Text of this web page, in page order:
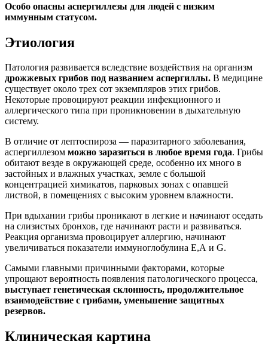
Особо опасны аспергиллезы для людей с низким
иммунным статусом.
Этиология
Патология развивается вследствие воздействия на организм
дрожжевых грибов под названием аспергиллы. В медицине
существует около трех сот экземпляров этих грибов.
Некоторые провоцируют реакции инфекционного и
аллергического типа при проникновении в дыхательную
систему.
В отличие от лептоспироза — паразитарного заболевания,
аспергиллезом можно заразиться в любое время года. Грибы
обитают везде в окружающей среде, особенно их много в
застойных и влажных участках, земле с большой
концентрацией химикатов, парковых зонах с опавшей
листвой, в помещениях с высоким уровнем влажности.
При вдыхании грибы проникают в легкие и начинают оседать
на слизистых бронхов, где начинают расти и развиваться.
Реакция организма провоцирует аллергию, начинают
увеличиваться показатели иммуноглобулина Е,А и G.
Самыми главными причинными факторами, которые
упрощают вероятность появления патологического процесса,
выступает генетическая склонность, продолжительное
взаимодействие с грибами, уменьшение защитных
резервов.
Клиническая картина